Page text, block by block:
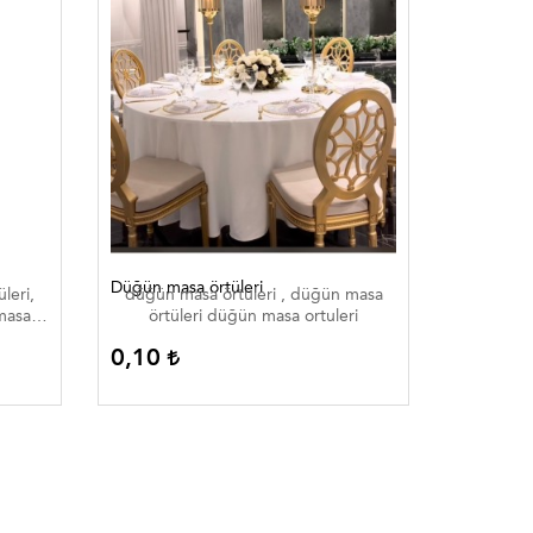
Düğün masa örtüleri
düğün masa örtüleri , düğün masa
örtüleri düğün masa ortuleri
0,10